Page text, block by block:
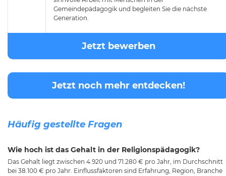
Gemeindepädagogik und begleiten Sie die nächste
Generation.
Jetzt bewerben
Jetzt noch mehr entdecken!
Häufig gestellte Fragen
Wie hoch ist das Gehalt in der Religionspädagogik?
Das Gehalt liegt zwischen 4.920 und 71.280 € pro Jahr, im Durchschnitt
bei 38.100 € pro Jahr. Einflussfaktoren sind Erfahrung, Region, Branche